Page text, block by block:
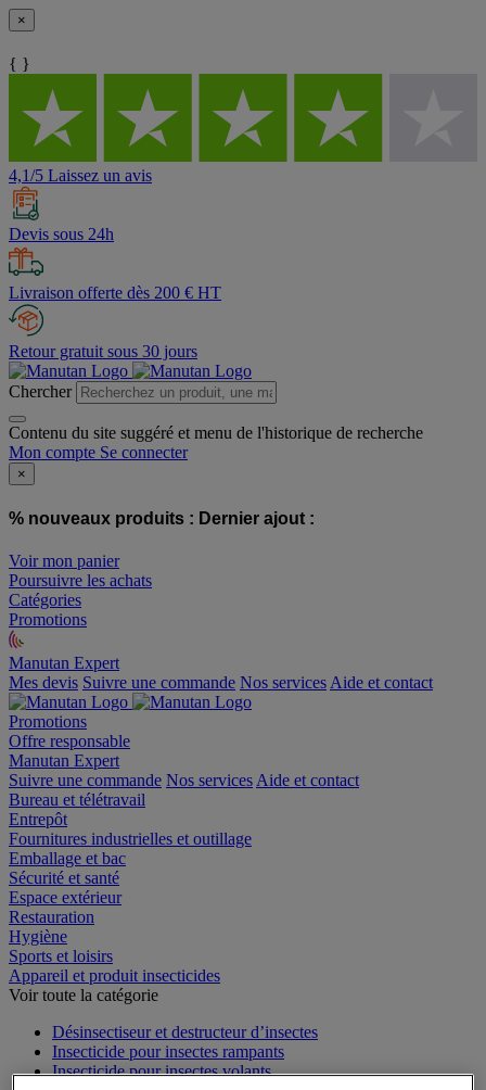
×
{ }
4,1/5 Laissez un avis
Devis sous 24h
Livraison offerte dès 200 € HT
Retour gratuit sous 30 jours
Chercher
Contenu du site suggéré et menu de l'historique de recherche
Mon compte Se connecter
×
% nouveaux produits : Dernier ajout :
Voir mon panier
Poursuivre les achats
Catégories
Promotions
Manutan Expert
offre reconditionnée
Mes devis Suivre une commande Nos services
Promotions
Offre responsable
Manutan Expert
Suivre une commande
Bureau et télétravail
Entrepôt
Fournitures industrielles et outillage
Emballage et bac
Sécurité et santé
Espace extérieur
Restauration
Hygiène
Sports et loisirs
Appareil et produit insecticides
Désinsectiseur et destructeur d’insectes
Insecticide pour insectes rampants